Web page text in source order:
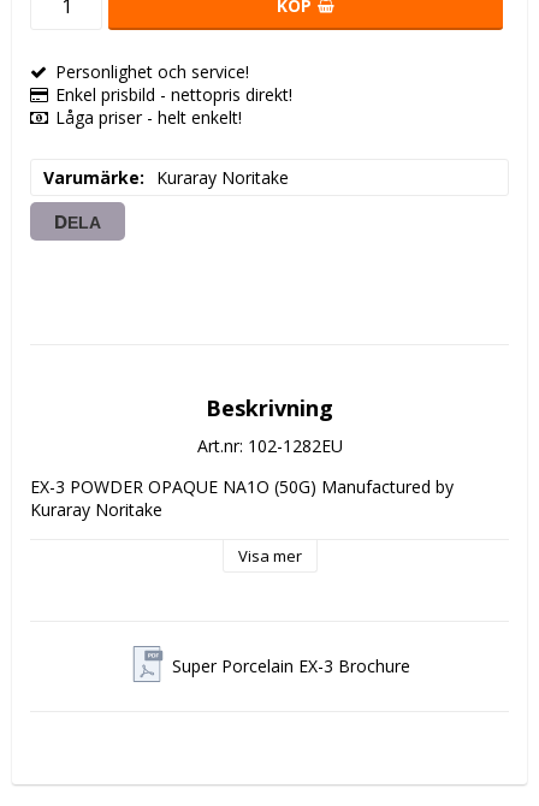
KÖP
Personlighet och service!
Enkel prisbild - nettopris direkt!
Låga priser - helt enkelt!
Varumärke Kuraray Noritake
DELA
Beskrivning
Art.nr: 102-1282EU
EX-3 POWDER OPAQUE NA1O (50G) Manufactured by
Kuraray Noritake
Visa mer
Super Porcelain EX-3 Brochure